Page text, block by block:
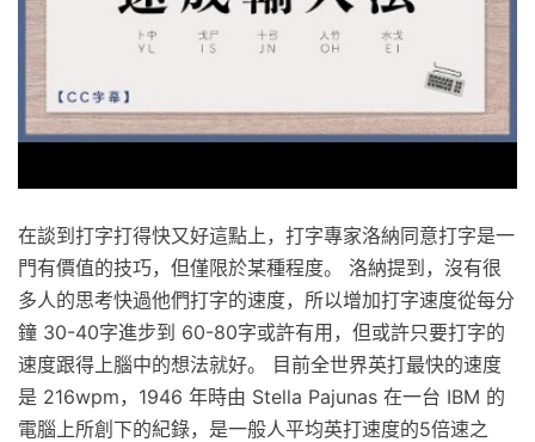
在談到打字打得快又好這點上，打字專家洛納同意打字是一
門有價值的技巧，但僅限於某種程度。 洛納提到，沒有很
多人的思考快過他們打字的速度，所以增加打字速度從每分
鐘 30-40字進步到 60-80字或許有用，但或許只要打字的
速度跟得上腦中的想法就好。 目前全世界英打最快的速度
是 216wpm，1946 年時由 Stella Pajunas 在一台 IBM 的
電腦上所創下的紀錄，是一般人平均英打速度的5倍速之